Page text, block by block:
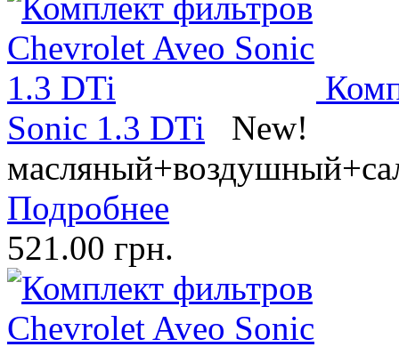
Sonic 1.3 DTi
New!
Подробнее
521.00 грн.